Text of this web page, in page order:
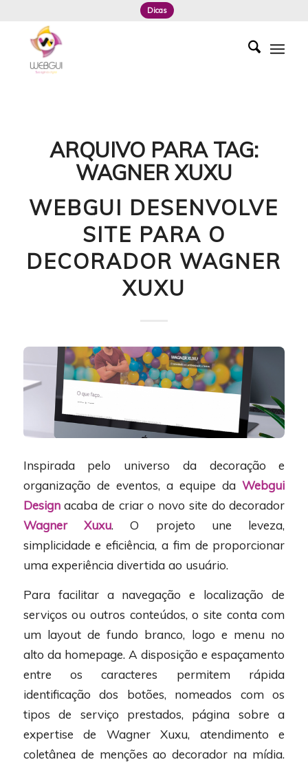
Dicas
ARQUIVO PARA TAG:
WAGNER XUXU
WEBGUI DESENVOLVE
SITE PARA O
DECORADOR WAGNER
XUXU
Inspirada pelo universo da decoração e
organização de eventos, a equipe daWebgui
Designacaba de criar o novo site do decorador
Wagner Xuxu. O projeto une leveza,
simplicidade e eficiência, a fim de proporcionar
uma experiência divertida ao usuário.
Para facilitar a navegação e localização de
serviços ou outros conteúdos, o site conta com
um layout de fundo branco, logo e menu no
alto da homepage. A disposição e espaçamento
entre os caracteres permitem rápida
identificação dos botões, nomeados com os
tipos de serviço prestados, página sobre a
expertise de Wagner Xuxu, atendimento e
coletânea de menções ao decorador na mídia.